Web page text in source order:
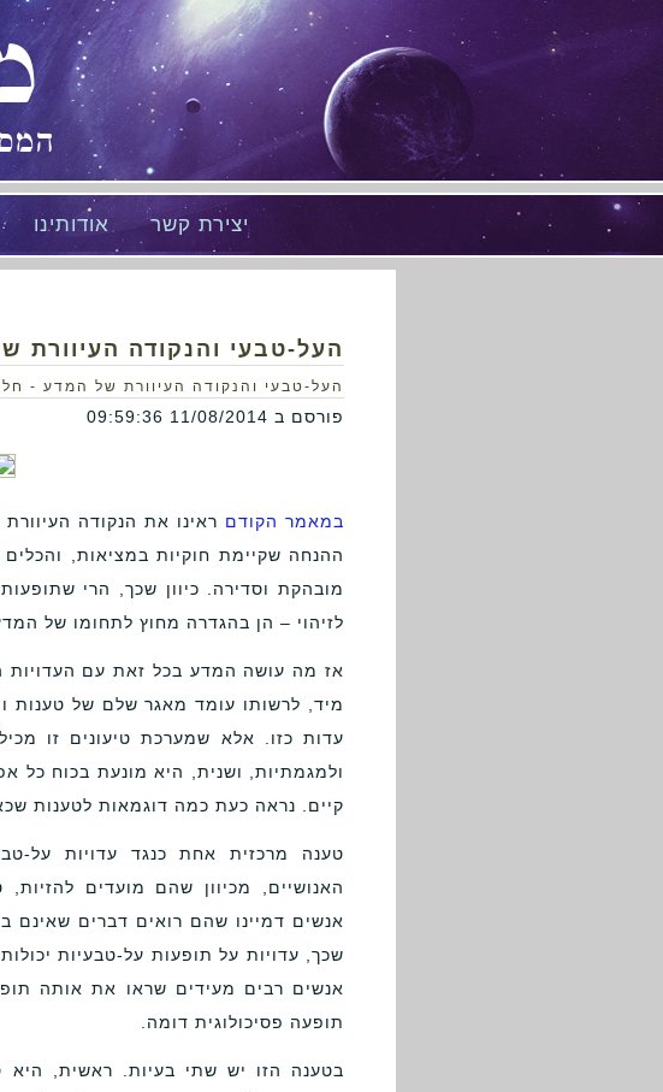
אודותינו יצירת קשר
העל-טבעי והנקודה
העל-טבעי והנקודה העיוורת של המדע -
פורסם ב 11/08/2014 09:59:36
במאמר הקודם ראינו את הנקודה
ההנחה שקיימת חוקיות במציאות, והכלים
מובהקת וסדירה. כיוון שכך, הרי
לזיהוי – הן בהגדרה מחוץ לתחומו של
אז מה עושה המדע בכל זאת עם העדויות
מיד, לרשותו עומד מאגר שלם של טענות
עדות כזו. אלא שמערכת טיעונים זו
ולמגמתיות, ושנית, היא מונעת בכוח כל
קיים. נראה כעת כמה דוגמאות לטענות
טענה מרכזית אחת כנגד עדויות על-
האנושיים, מכיוון שהם מועדים
אנשים דמיינו שהם רואים דברים שאינם
שכך, עדויות על תופעות על-טבעיות
אנשים רבים מעידים שראו את אותה
תופעה פסיכולוגית דומה.
בטענה הזו יש שתי בעיות. ראשית, היא